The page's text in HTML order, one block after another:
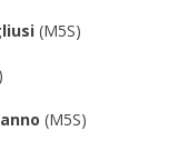
(M5S)
(M5S)